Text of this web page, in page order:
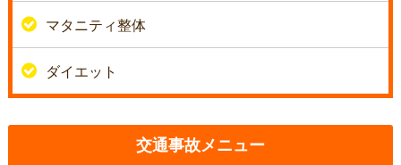
マタニティ整体
ダイエット
交通事故メニュー